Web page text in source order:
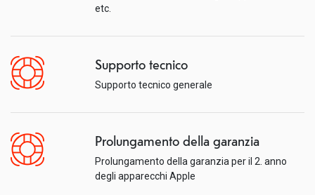
etc.
Supporto tecnico
Supporto tecnico generale
Prolungamento della garanzia
Prolungamento della garanzia per il 2. anno
degli apparecchi Apple